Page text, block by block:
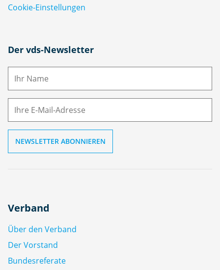
Cookie-Einstellungen
Der vds-Newsletter
N
M
Verband
Über den Verband
Der Vorstand
Bundesreferate